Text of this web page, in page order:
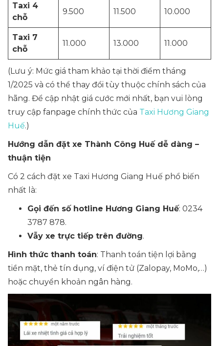
Taxi 4
chỗ
9.500 11.500 10.000
Taxi 7
chỗ
11.000 13.000 11.000
(Lưu ý: Mức giá tham khảo tại thời điểm tháng
1/2025 và có thể thay đổi tùy thuộc chính sách của
hãng. Để cập nhật giá cước mới nhất, bạn vui lòng
truy cập fanpage chính thức của Taxi Hương Giang
Huế.)
Hướng dẫn đặt xe Thành Công Huế dễ dàng –
thuận tiện
Có 2 cách đặt xe Taxi Hương Giang Huế phổ biến
nhất là:
Gọi đến số hotline Hương Giang Huế: 0234
3787 878.
Vẫy xe trực tiếp trên đường.
Hình thức thanh toán: Thanh toán tiện lợi bằng
tiền mặt, thẻ tín dụng, ví điện tử (Zalopay, MoMo,…)
hoặc chuyển khoản ngân hàng.